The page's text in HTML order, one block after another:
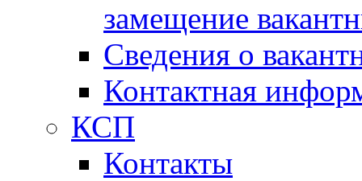
замещение
Сведения о
Контактная
КСП
Контакты